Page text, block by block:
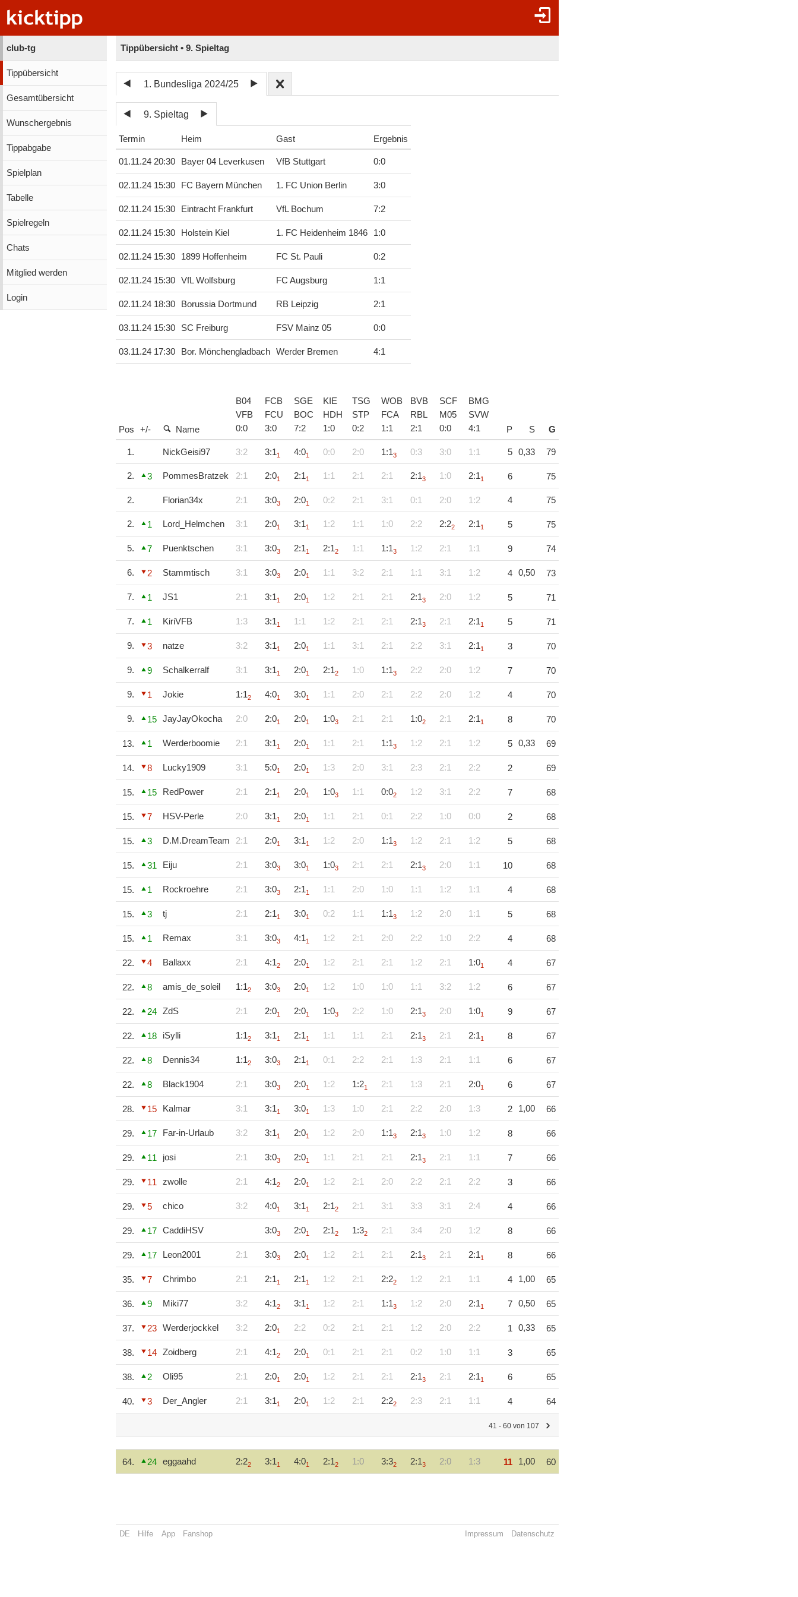
club-tg
Tippübersicht
Gesamtübersicht
Wunschergebnis
Tippabgabe
Spielplan
Tabelle
Spielregeln
Chats
Mitglied werden
Login
Tippübersicht • 9. Spieltag
1. Bundesliga 2024/25
9. Spieltag
Termin Heim Gast Ergebnis
01.11.24 20:30 Bayer 04 Leverkusen VfB Stuttgart 0:0
02.11.24 15:30 FC Bayern München 1. FC Union Berlin 3:0
02.11.24 15:30 Eintracht Frankfurt VfL Bochum 7:2
02.11.24 15:30 Holstein Kiel 1. FC Heidenheim 1846 1:0
02.11.24 15:30 1899 Hoffenheim FC St. Pauli 0:2
02.11.24 15:30 VfL Wolfsburg FC Augsburg 1:1
02.11.24 18:30 Borussia Dortmund RB Leipzig 2:1
03.11.24 15:30 SC Freiburg FSV Mainz 05 0:0
03.11.24 17:30 Bor. Mönchengladbach Werder Bremen 4:1
Pos +/- Name
B04
VFB
0:0
FCB
FCU
3:0
SGE
BOC
7:2
KIE
HDH
1:0
TSG
STP
0:2
WOB
FCA
1:1
BVB
RBL
2:1
SCF
M05
0:0
BMG
SVW
4:1 P S G
1. NickGeisi97 3:2 3:11 4:01 0:0 2:0 1:13 0:3 3:0 1:1 5 0,33 79
2. 3 PommesBratzek 2:1 2:01 2:11 1:1 2:1 2:1 2:13 1:0 2:11 6 75
2. Florian34x 2:1 3:03 2:01 0:2 2:1 3:1 0:1 2:0 1:2 4 75
2. 1 Lord_Helmchen 3:1 2:01 3:11 1:2 1:1 1:0 2:2 2:22 2:11 5 75
5. 7 Puenktschen 3:1 3:03 2:11 2:12 1:1 1:13 1:2 2:1 1:1 9 74
6. 2 Stammtisch 3:1 3:03 2:01 1:1 3:2 2:1 1:1 3:1 1:2 4 0,50 73
7. 1 JS1 2:1 3:11 2:01 1:2 2:1 2:1 2:13 2:0 1:2 5 71
7. 1 KiriVFB 1:3 3:11 1:1 1:2 2:1 2:1 2:13 2:1 2:11 5 71
9. 3 natze 3:2 3:11 2:01 1:1 3:1 2:1 2:2 3:1 2:11 3 70
9. 9 Schalkerralf 3:1 3:11 2:01 2:12 1:0 1:13 2:2 2:0 1:2 7 70
9. 1 Jokie 1:12 4:01 3:01 1:1 2:0 2:1 2:2 2:0 1:2 4 70
9. 15 JayJayOkocha 2:0 2:01 2:01 1:03 2:1 2:1 1:02 2:1 2:11 8 70
13. 1 Werderboomie 2:1 3:11 2:01 1:1 2:1 1:13 1:2 2:1 1:2 5 0,33 69
14. 8 Lucky1909 3:1 5:01 2:01 1:3 2:0 3:1 2:3 2:1 2:2 2 69
15. 15 RedPower 2:1 2:11 2:01 1:03 1:1 0:02 1:2 3:1 2:2 7 68
15. 7 HSV-Perle 2:0 3:11 2:01 1:1 2:1 0:1 2:2 1:0 0:0 2 68
15. 3 D.M.DreamTeam 2:1 2:01 3:11 1:2 2:0 1:13 1:2 2:1 1:2 5 68
15. 31 Eiju 2:1 3:03 3:01 1:03 2:1 2:1 2:13 2:0 1:1 10 68
15. 1 Rockroehre 2:1 3:03 2:11 1:1 2:0 1:0 1:1 1:2 1:1 4 68
15. 3 tj 2:1 2:11 3:01 0:2 1:1 1:13 1:2 2:0 1:1 5 68
15. 1 Remax 3:1 3:03 4:11 1:2 2:1 2:0 2:2 1:0 2:2 4 68
22. 4 Ballaxx 2:1 4:12 2:01 1:2 2:1 2:1 1:2 2:1 1:01 4 67
22. 8 amis_de_soleil 1:12 3:03 2:01 1:2 1:0 1:0 1:1 3:2 1:2 6 67
22. 24 ZdS 2:1 2:01 2:01 1:03 2:2 1:0 2:13 2:0 1:01 9 67
22. 18 iSylli 1:12 3:11 2:11 1:1 1:1 2:1 2:13 2:1 2:11 8 67
22. 8 Dennis34 1:12 3:03 2:11 0:1 2:2 2:1 1:3 2:1 1:1 6 67
22. 8 Black1904 2:1 3:03 2:01 1:2 1:21 2:1 1:3 2:1 2:01 6 67
28. 15 Kalmar 3:1 3:11 3:01 1:3 1:0 2:1 2:2 2:0 1:3 2 1,00 66
29. 17 Far-in-Urlaub 3:2 3:11 2:01 1:2 2:0 1:13 2:13 1:0 1:2 8 66
29. 11 josi 2:1 3:03 2:01 1:1 2:1 2:1 2:13 2:1 1:1 7 66
29. 11 zwolle 2:1 4:12 2:01 1:2 2:1 2:0 2:2 2:1 2:2 3 66
29. 5 chico 3:2 4:01 3:11 2:12 2:1 3:1 3:3 3:1 2:4 4 66
29. 17 CaddiHSV 3:03 2:01 2:12 1:32 2:1 3:4 2:0 1:2 8 66
29. 17 Leon2001 2:1 3:03 2:01 1:2 2:1 2:1 2:13 2:1 2:11 8 66
35. 7 Chrimbo 2:1 2:11 2:11 1:2 2:1 2:22 1:2 2:1 1:1 4 1,00 65
36. 9 Miki77 3:2 4:12 3:11 1:2 2:1 1:13 1:2 2:0 2:11 7 0,50 65
37. 23 Werderjockkel 3:2 2:01 2:2 0:2 2:1 2:1 1:2 2:0 2:2 1 0,33 65
38. 14 Zoidberg 2:1 4:12 2:01 0:1 2:1 2:1 0:2 1:0 1:1 3 65
38. 2 Oli95 2:1 2:01 2:01 1:2 2:1 2:1 2:13 2:1 2:11 6 65
40. 3 Der_Angler 2:1 3:11 2:01 1:2 2:1 2:22 2:3 2:1 1:1 4 64
41 - 60 von 107
64. 24 eggaahd 2:22 3:11 4:01 2:12 1:0 3:32 2:13 2:0 1:3 11 1,00 60
DE Hilfe App Fanshop Impressum Datenschutz